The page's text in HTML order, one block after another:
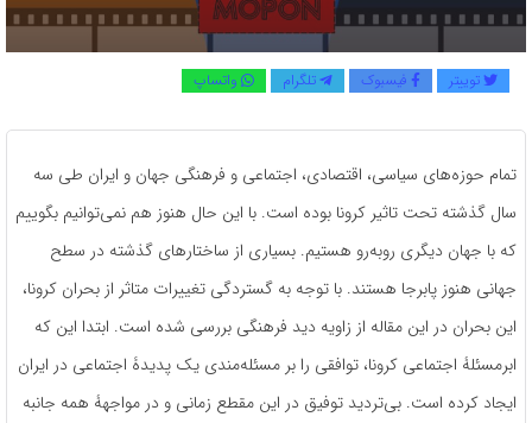
توییتر فیسبوک تلگرام واتساپ
تمام حوزه‌های سیاسی، اقتصادی، اجتماعی و فرهنگی جهان و ایران طی سه
سال گذشته تحت تاثیر کرونا بوده است. با این حال هنوز هم نمی‌توانیم بگوییم
که با جهان دیگری روبه‌رو هستیم. بسیاری از ساختارهای گذشته در سطح
جهانی هنوز پابرجا هستند. با توجه به گستردگی تغییرات متاثر از بحران کرونا،
این بحران در این مقاله از زاویه دید فرهنگی بررسی شده است. ابتدا این که
ابرمسئلۀ اجتماعی کرونا، توافقی را بر مسئله‌مندی یک پدیدۀ اجتماعی در ایران
ایجاد کرده است. بی‌تردید توفیق در این مقطع زمانی و در مواجهۀ همه جانبه